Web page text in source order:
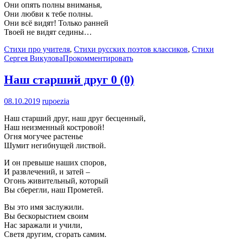
Они опять полны вниманья,
Они любви к тебе полны.
Они всё видят! Только ранней
Твоей не видят седины…
Стихи про учителя, Стихи русских поэтов классиков, Стихи
Сергея ВикуловаПрокомментировать
Наш старший друг 0 (0)
08.10.2019 rupoezia
Наш старший друг, наш друг бесценный,
Наш неизменный костровой!
Огня могучее растенье
Шумит негибнущей листвой.
И он превыше наших споров,
И развлечений, и затей –
Огонь живительный, который
Вы сберегли, наш Прометей.
Вы это имя заслужили.
Вы бескорыстием своим
Нас заражали и учили,
Светя другим, сгорать самим.